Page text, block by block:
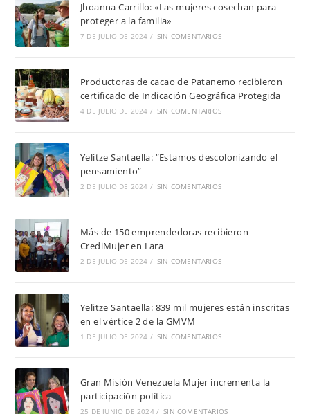
Jhoanna Carrillo: «Las mujeres cosechan para
proteger a la familia»
7 DE JULIO DE 2024 / SIN COMENTARIOS
Productoras de cacao de Patanemo recibieron
certificado de Indicación Geográfica Protegida
4 DE JULIO DE 2024 / SIN COMENTARIOS
Yelitze Santaella: “Estamos descolonizando el
pensamiento”
2 DE JULIO DE 2024 / SIN COMENTARIOS
Más de 150 emprendedoras recibieron
CrediMujer en Lara
2 DE JULIO DE 2024 / SIN COMENTARIOS
Yelitze Santaella: 839 mil mujeres están inscritas
en el vértice 2 de la GMVM
1 DE JULIO DE 2024 / SIN COMENTARIOS
Gran Misión Venezuela Mujer incrementa la
participación política
25 DE JUNIO DE 2024 / SIN COMENTARIOS